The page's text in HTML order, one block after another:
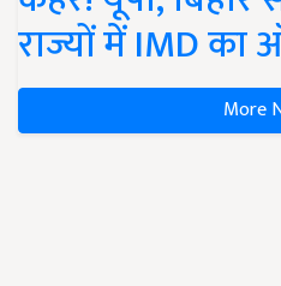
राज्यों में IMD का
More